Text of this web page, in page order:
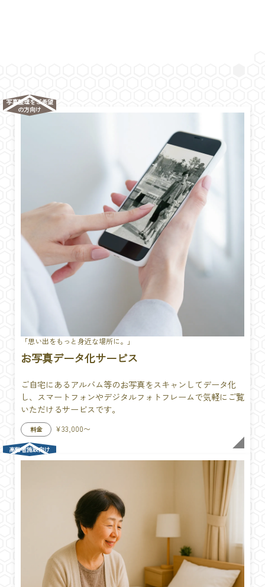
写真整理をご希望
の方向け
「思い出をもっと身近な場所に。」
お写真データ化サービス
ご自宅にあるアルバム等のお写真をスキャンしてデータ化
し、スマートフォンやデジタルフォトフレームで気軽にご覧
いただけるサービスです。
料金 ¥33,000〜
高齢者施設向け